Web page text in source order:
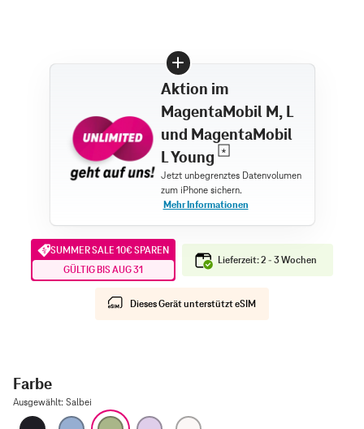
Aktion im
MagentaMobil M, L
und MagentaMobil
L Young
SUMMER SALE 10€ SPAREN
GÜLTIG BIS AUG 31
Lieferzeit: 2 - 3 Wochen
Dieses Gerät unterstützt eSIM
Farbe
Ausgewählt: Salbei
Schwarz NebelblauSalbei Lavendel